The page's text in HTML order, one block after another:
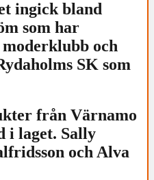
ingick bland
som har
och
SK som
från Värnamo
i laget. Sally
och Alva